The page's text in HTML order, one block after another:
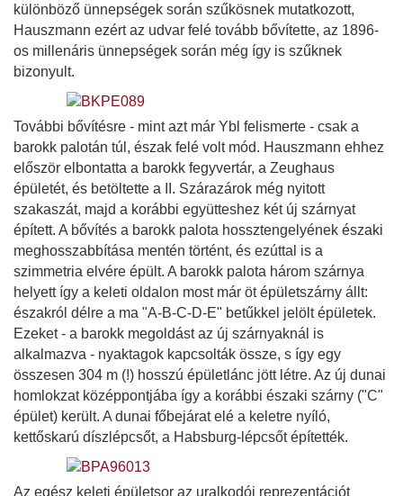
különböző ünnepségek során szűkösnek mutatkozott,
Hauszmann ezért az udvar felé tovább bővítette, az 1896-
os millenáris ünnepségek során még így is szűknek
bizonyult.
További bővítésre - mint azt már Ybl felismerte - csak a
barokk palotán túl, észak felé volt mód. Hauszmann ehhez
először elbontatta a barokk fegyvertár, a Zeughaus
épületét, és betöltette a II. Szárazárok még nyitott
szakaszát, majd a korábbi együtteshez két új szárnyat
épített. A bővítés a barokk palota hossztengelyének északi
meghosszabbítása mentén történt, és ezúttal is a
szimmetria elvére épült. A barokk palota három szárnya
helyett így a keleti oldalon most már öt épületszárny állt:
északról délre a ma "A-B-C-D-E" betűkkel jelölt épületek.
Ezeket - a barokk megoldást az új szárnyaknál is
alkalmazva - nyaktagok kapcsolták össze, s így egy
összesen 304 m (!) hosszú épületlánc jött létre. Az új dunai
homlokzat középpontjába így a korábbi északi szárny ("C"
épület) került. A dunai főbejárat elé a keletre nyíló,
kettőskarú díszlépcsőt, a Habsburg-lépcsőt építették.
Az egész keleti épületsor az uralkodói reprezentációt